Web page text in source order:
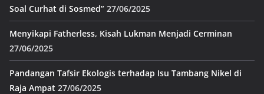
Soal Curhat di Sosmed” 27/06/2025
Menyikapi Fatherless, Kisah Lukman Menjadi Cerminan
27/06/2025
Pandangan Tafsir Ekologis terhadap Isu Tambang Nikel di
Raja Ampat 27/06/2025